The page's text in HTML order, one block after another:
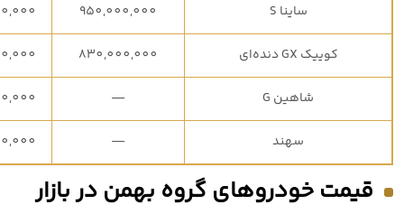
ساینا S 950,000,000
کوییک GX دنده‌ای 830,000,000
شاهین G —
سهند —
قیمت خودروهای گروه بهمن در بازار